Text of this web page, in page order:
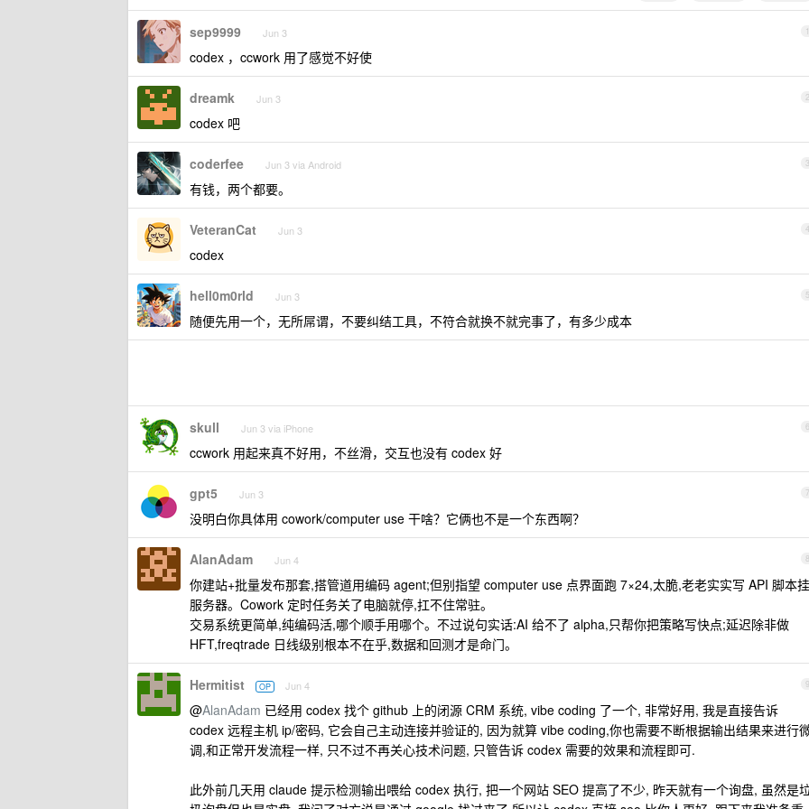
1
sep9999 Jun 3
codex ，ccwork 用了感觉不好使
2
dreamk Jun 3
codex 吧
3
coderfee Jun 3 via Android
有钱，两个都要。
4
VeteranCat Jun 3
codex
5
hell0m0rld Jun 3
随便先用一个，无所屌谓，不要纠结工具，不符合就换不就完事了，有多少成本
6
skull Jun 3 via iPhone
ccwork 用起来真不好用，不丝滑，交互也没有 codex 好
7
gpt5 Jun 3
没明白你具体用 cowork/computer use 干啥？它俩也不是一个东西啊？
8
AlanAdam Jun 4
你建站+批量发布那套,搭管道用编码 agent;但别指望 computer use 点界面跑 7×24,太脆,老老实实写 API 脚本挂
服务器。Cowork 定时任务关了电脑就停,扛不住常驻。
交易系统更简单,纯编码活,哪个顺手用哪个。不过说句实话:AI 给不了 alpha,只帮你把策略写快点;延迟除非做
HFT,freqtrade 日线级别根本不在乎,数据和回测才是命门。
9
Hermitist OP Jun 4
@AlanAdam 已经用 codex 找个 github 上的闭源 CRM 系统, vibe coding 了一个, 非常好用, 我是直接告诉
codex 远程主机 ip/密码, 它会自己主动连接并验证的, 因为就算 vibe coding,你也需要不断根据输出结果来进行
调,和正常开发流程一样, 只不过不再关心技术问题, 只管告诉 codex 需要的效果和流程即可.
此外前几天用 claude 提示检测输出喂给 codex 执行, 把一个网站 SEO 提高了不少, 昨天就有一个询盘, 虽然是